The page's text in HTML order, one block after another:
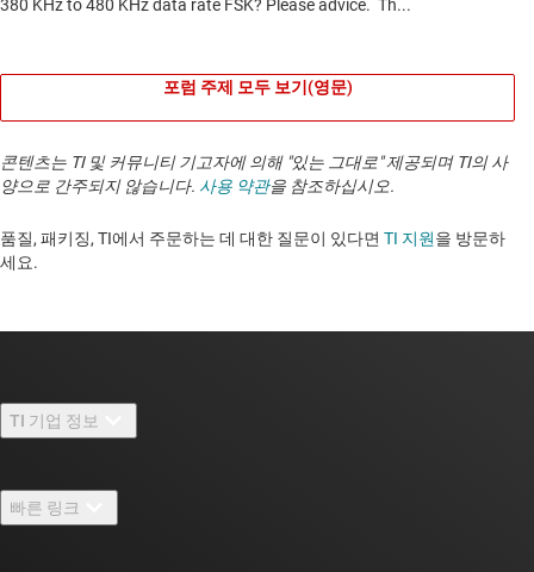
포럼 주제 모두 보기(영문)
콘텐츠는 TI 및 커뮤니티 기고자에 의해 "있는 그대로" 제공되며 TI의 사
양으로 간주되지 않습니다. 사용 약관을 참조하십시오.
품질, 패키징, TI에서 주문하는 데 대한 질문이 있다면 TI 지원을 방문하
세요. ​​​​​​​​​​​​​​
TI 기업 정보
채용
빠른 링크